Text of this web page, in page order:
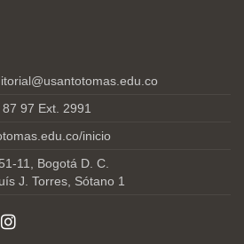
97 Ext. 2991
inicio
11, Bogotá D. C.
J. Torres, Sótano 1